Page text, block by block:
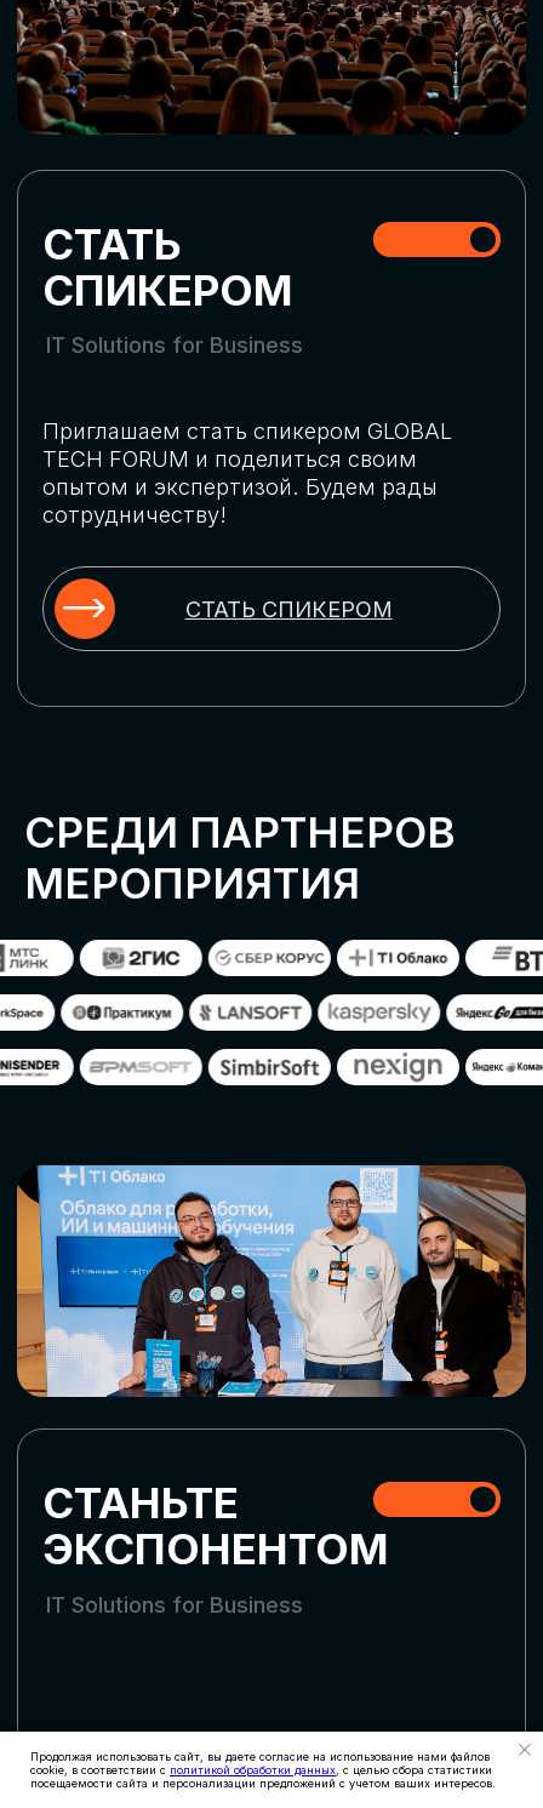
Продолжая использовать сайт, вы даете согласие на использование нами файлов
cookie, в соответствии с политикой обработки данных , с целью сбора статистики
посещаемости сайта и персонализации предложений с учетом ваших интересов.
ЗАЯВКУ
АККРЕДИТАЦИЯ
СМИ
СКАЧАТЬ ПРОГРАММУ
СТАТЬ СПИКЕРОМ
Оставьте заявку, наши менеджеры
свяжутся с вами
СТАТЬ УЧАСТНИКОМ